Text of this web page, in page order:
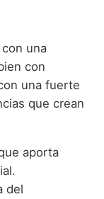
una
con
una fuerte
que crean
aporta
del